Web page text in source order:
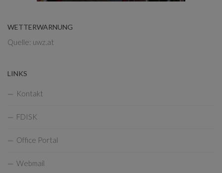
WETTERWARNUNG
Quelle: uwz.at
LINKS
Kontakt
FDISK
Office Portal
Webmail